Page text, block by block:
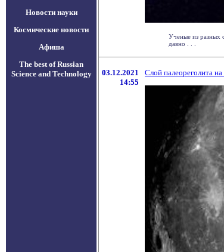
Новости науки
Космические новости
Афиша
The best of Russian
Science and Technology
Ученые из разных
давно . . .
03.12.2021
14:55
Слой палеореголита